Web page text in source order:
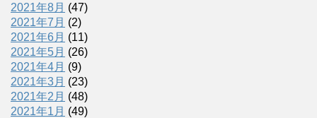
2021年8月 (47)
2021年7月 (2)
2021年6月 (11)
2021年5月 (26)
2021年4月 (9)
2021年3月 (23)
2021年2月 (48)
2021年1月 (49)